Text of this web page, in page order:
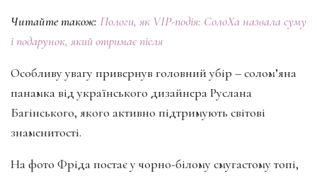
Читайте також: Пологи, як VIP-подія: СолоХа назвала суму
і подарунок, який отримає після
Особливу увагу привернув головний убір – солом’яна
панамка від українського дизайнера Руслана
Багінського, якого активно підтримують світові
знаменитості.
На фото Фріда постає у чорно-білому смугастому топі,